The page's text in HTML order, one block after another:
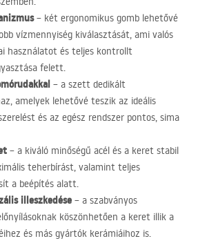
– két ergonomikus gomb lehetővé
vízmennyiség kiválasztását, ami valós
használatot és teljes kontrollt
felett.
– a szett dedikált
amelyek lehetővé teszik az ideális
és az egész rendszer pontos, sima
– a kiváló minőségű acél és a keret stabil
teherbírást, valamint teljes
a beépítés alatt.
illeszkedése – a szabványos
köszönhetően a keret illik a
és más gyártók kerámiáihoz is.